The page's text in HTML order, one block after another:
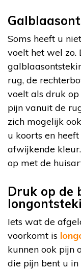
Soms heeft u
voelt het wel zo.
rug, de
voelt als druk
pijn vanuit de
zich mogelijk
u koorts en
afwijkende
op met de
Druk op de
Iets wat de
voorkomt is
kunnen ook pijn
die pijn bent u